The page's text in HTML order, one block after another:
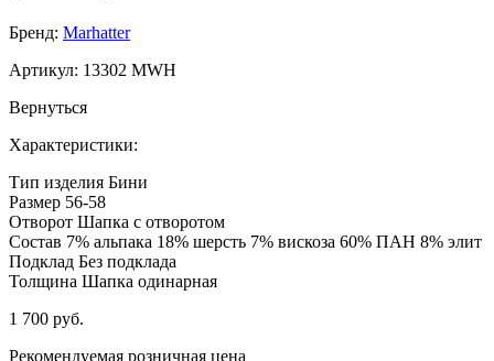
Бренд: Marhatter
Артикул: 13302 MWH
Вернуться
Характеристики:
Тип изделия Бини
Размер 56-58
Отворот Шапка с отворотом
Состав 7% альпака 18% шерсть 7% вискоза 60% ПАН 8% элит
Подклад Без подклада
Толщина Шапка одинарная
1 700 руб.
Рекомендуемая розничная цена